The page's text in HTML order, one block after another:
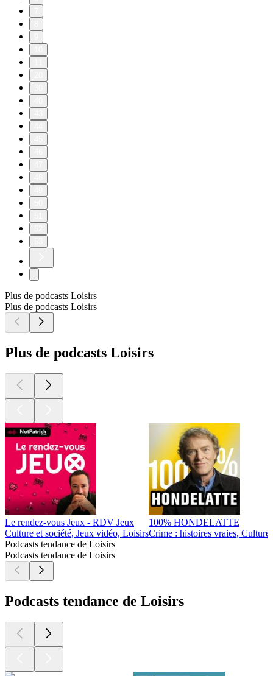
Plus de podcasts Loisirs
Plus de podcasts Loisirs
Plus de podcasts Loisirs
Le rendez-vous Jeux - RDV Jeux
Culture et société, Jeux vidéo, Loisirs
100% HONDELATTE
Crime : histoires vraies, Culture
Podcasts tendance de Loisirs
Podcasts tendance de Loisirs
Podcasts tendance de Loisirs